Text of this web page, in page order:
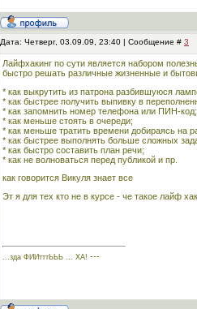
Дата: Четверг, 03.09.09, 23:40 | Сообщение # 3
Лайфхакинг по сути является набором
быстро решать различные жизненные и
* как выкрутить из патрона разбившуюся
* как быстрее получить выпивку в
* как запомнить номер телефона или ПИН-код;
* как меньше стоять в очереди;
* как меньше тратить времени добираясь на
* как быстрее выполнять больше сложных
* как быстро составить план речи;
* как не волноваться перед публикой и пр.
как говорится Викуля знает все
Эт я для тех кто не в курсе - че такое лайф хак
...зда ФИИтттЬЬЬ ... ХА! ---